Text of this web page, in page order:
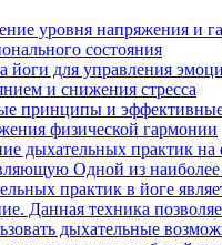
уровня напряжения и
состояния
йоги для управления
и снижения стресса
принципы и
физической гармонии
дыхательных практик на
Одной из
практик в йоге
Данная техника
дыхательные